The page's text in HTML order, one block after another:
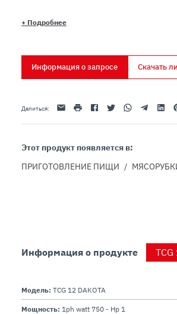
- Реверсная кнопка для
  .Управление 24 вольт с устройством NVR.
+ Подробнее
Информация о запросе Скачать
Делиться: Эл. адресРаспечататьFacebookTwitterWhatsappTelegram
Этот продукт появляется в:
ПРИГОТОВЛЕНИЕ ПИЩИ /
Информация о продукте
Модель: TCG 12 DAKOTA
Мощность: 1ph watt 750 - Hp 1